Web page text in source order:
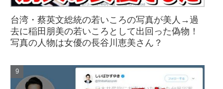
台湾・蔡英文総統の若いころの写真が美人→過
去に稲田朋美の若いころとして出回った偽物！
写真の人物は女優の長谷川恵美さん？